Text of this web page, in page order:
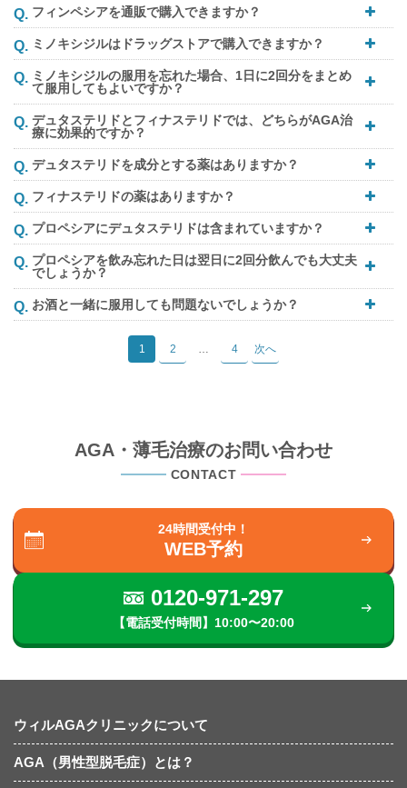
フィンペシアを通販で購入できますか？
ミノキシジルはドラッグストアで購入できますか？
ミノキシジルの服用を忘れた場合、1日に2回分をまとめ
て服用してもよいですか？
デュタステリドとフィナステリドでは、どちらがAGA治
療に効果的ですか？
デュタステリドを成分とする薬はありますか？
フィナステリドの薬はありますか？
プロペシアにデュタステリドは含まれていますか？
プロペシアを飲み忘れた日は翌日に2回分飲んでも大丈夫
でしょうか？
お酒と一緒に服用しても問題ないでしょうか？
1 2 4 次へ
AGA・薄毛治療のお問い合わせ
CONTACT
24時間受付中！
WEB予約
0120-971-297
【電話受付時間】10:00〜20:00
ウィルAGAクリニックについて
AGA（男性型脱毛症）とは？